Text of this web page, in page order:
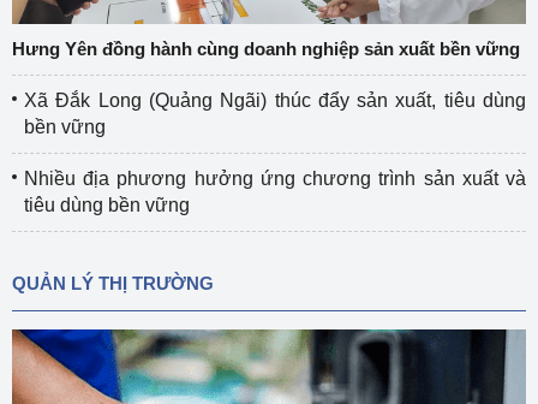
Hưng Yên đồng hành cùng doanh nghiệp sản xuất bền vững
Xã Đắk Long (Quảng Ngãi) thúc đẩy sản xuất, tiêu dùng
bền vững
Nhiều địa phương hưởng ứng chương trình sản xuất và
tiêu dùng bền vững
QUẢN LÝ THỊ TRƯỜNG